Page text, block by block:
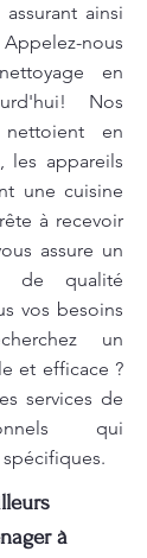
ainsi
nous
en
Nos
en
les appareils
une cuisine
à recevoir
assure un
de qualité
vos besoins
un
et efficace ?
services de
qui
à